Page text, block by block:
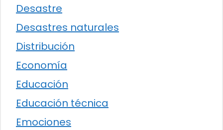
Desastre
Desastres naturales
Distribución
Economía
Educación
Educación técnica
Emociones